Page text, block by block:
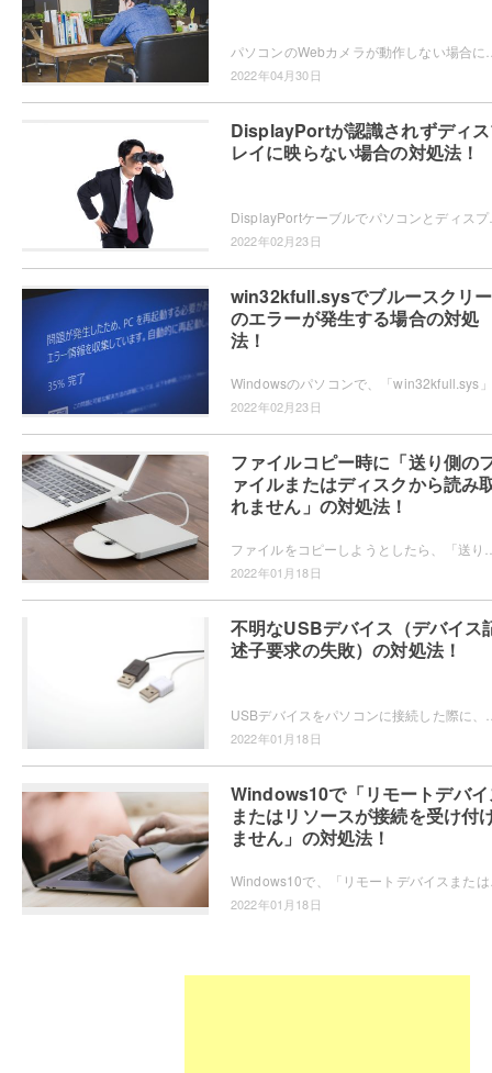
2022年04月30日
DisplayPortが認識されずディ
レイに映らない場合の対処法！
2022年02月23日
win32kfull.sysでブルースクリ
のエラーが発生する場合の対処
法！
2022年02月23日
ファイルコピー時に「送り側の
ァイルまたはディスクから読み
れません」の対処法！
2022年01月18日
不明なUSBデバイス（デバイス
述子要求の失敗）の対処法！
2022年01月18日
Windows10で「リモートデバ
またはリソースが接続を受け付
ません」の対処法！
2022年01月18日